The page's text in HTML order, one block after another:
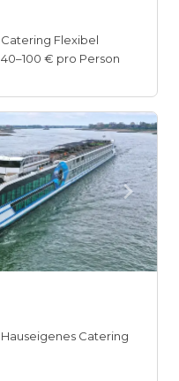
Catering Flexibel
40–100 € pro Person
Hauseigenes Catering